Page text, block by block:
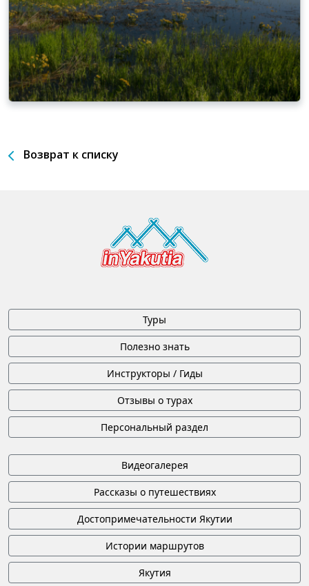
Возврат к списку
Туры
Полезно знать
Инструкторы / Гиды
Отзывы о турах
Персональный раздел
Видеогалерея
Рассказы о путешествиях
Достопримечательности Якутии
Истории маршрутов
Якутия